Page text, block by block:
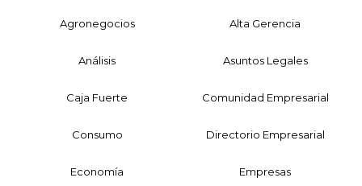
Agronegocios Alta Gerencia
Análisis Asuntos Legales
Caja Fuerte Comunidad Empresarial
Consumo Directorio Empresarial
Economía Empresas